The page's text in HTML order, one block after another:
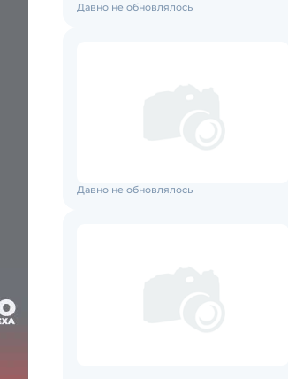
Давно не обновлялось
Давно не обновлялось